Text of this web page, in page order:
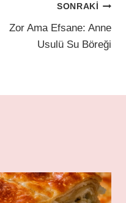
SONRAKI
Zor Ama Efsane: Anne
Usulü Su Böreği